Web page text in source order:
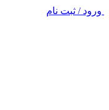
ورود / ثبت نام